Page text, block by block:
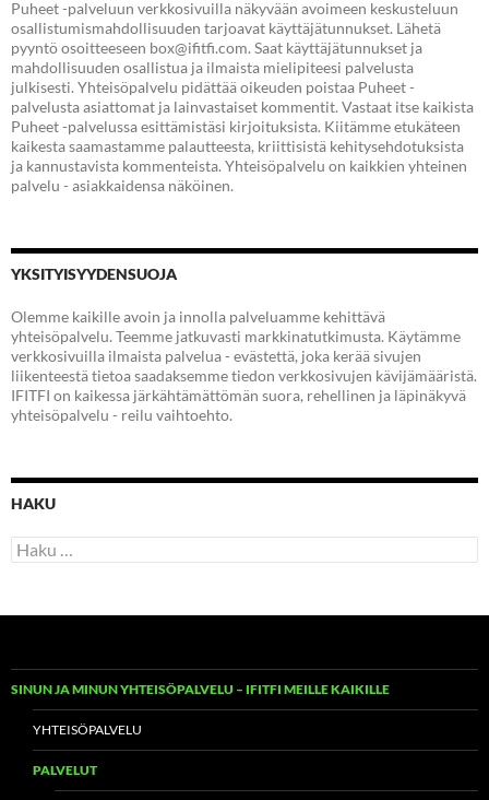
Puheet -palveluun verkkosivuilla näkyvään avoimeen keskusteluun
osallistumismahdollisuuden tarjoavat käyttäjätunnukset. Lähetä
pyyntö osoitteeseen box@ifitfi.com. Saat käyttäjätunnukset ja
mahdollisuuden osallistua ja ilmaista mielipiteesi palvelusta
julkisesti. Yhteisöpalvelu pidättää oikeuden poistaa Puheet -
palvelusta asiattomat ja lainvastaiset kommentit. Vastaat itse kaikista
Puheet -palvelussa esittämistäsi kirjoituksista. Kiitämme etukäteen
kaikesta saamastamme palautteesta, kriittisistä kehitysehdotuksista
ja kannustavista kommenteista. Yhteisöpalvelu on kaikkien yhteinen
palvelu - asiakkaidensa näköinen.
YKSITYISYYDENSUOJA
Olemme kaikille avoin ja innolla palveluamme kehittävä
yhteisöpalvelu. Teemme jatkuvasti markkinatutkimusta. Käytämme
verkkosivuilla ilmaista palvelua - evästettä, joka kerää sivujen
liikenteestä tietoa saadaksemme tiedon verkkosivujen kävijämääristä.
IFITFI on kaikessa järkähtämättömän suora, rehellinen ja läpinäkyvä
yhteisöpalvelu - reilu vaihtoehto.
HAKU
Haku:
SINUN JA MINUN YHTEISÖPALVELU – IFITFI MEILLE KAIKILLE
YHTEISÖPALVELU
PALVELUT